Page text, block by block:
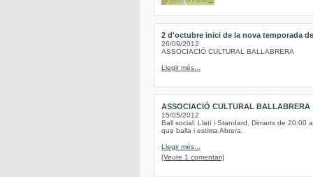
2 d'octubre inici de la nova temporada
26/09/2012
ASSOCIACIÓ CULTURAL BALLABRERA
Llegir més...
ASSOCIACIÓ CULTURAL BALLABRERA
15/05/2012
Ball social: Llatí i Standard. Dimarts de 20:00
que balla i estima Abrera.
Llegir més...
[Veure 1 comentari]